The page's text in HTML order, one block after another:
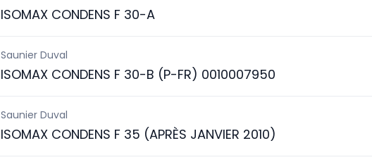
ISOMAX CONDENS F 30-A
Saunier Duval
ISOMAX CONDENS F 30-B (P-FR) 0010007950
Saunier Duval
ISOMAX CONDENS F 35 (APRÈS JANVIER 2010)